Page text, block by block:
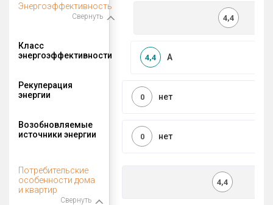
Энергоэффективность
Свернуть 4,4
Класс
энергоэффективности
A
4,4
Рекуперация
энергии
нет
0
Возобновляемые
источники энергии
нет
0
Потребительские
особенности дома
и квартир
Свернуть
4,4